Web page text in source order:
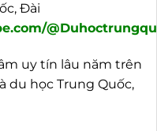
Đài
uy tín lâu năm trên
du học Trung Quốc,